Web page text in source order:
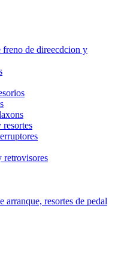
freno de direecdcion y
resortes
retrovisores
arranque, resortes de pedal